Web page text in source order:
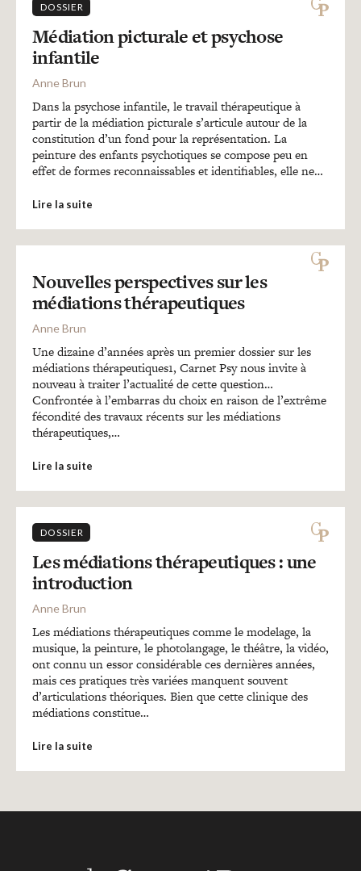
Nouvelles perspectives sur les
médiations thérapeutiques
Anne Brun
Une dizaine d’années après un premier dossier sur les
médiations thérapeutiques1, Carnet Psy nous invite à
nouveau à traiter l’actualité de cette question…
Confrontée à l’embarras du choix en raison de l’extrême
fécondité des travaux récents sur les médiations
thérapeutiques,…
Lire la suite
DOSSIER
Les médiations thérapeutiques : une
introduction
Anne Brun
Les médiations thérapeutiques comme le modelage, la
musique, la peinture, le photolangage, le théâtre, la vidéo,
ont connu un essor considérable ces dernières années,
mais ces pratiques très variées manquent souvent
d’articulations théoriques. Bien que cette clinique des
médiations constitue…
Lire la suite
DOSSIER
Médiation picturale et psychose
infantile
Anne Brun
Dans la psychose infantile, le travail thérapeutique à
partir de la médiation picturale s’articule autour de la
constitution d’un fond pour la représentation. La
peinture des enfants psychotiques se compose peu en
effet de formes reconnaissables et identifiables, elle ne…
Lire la suite